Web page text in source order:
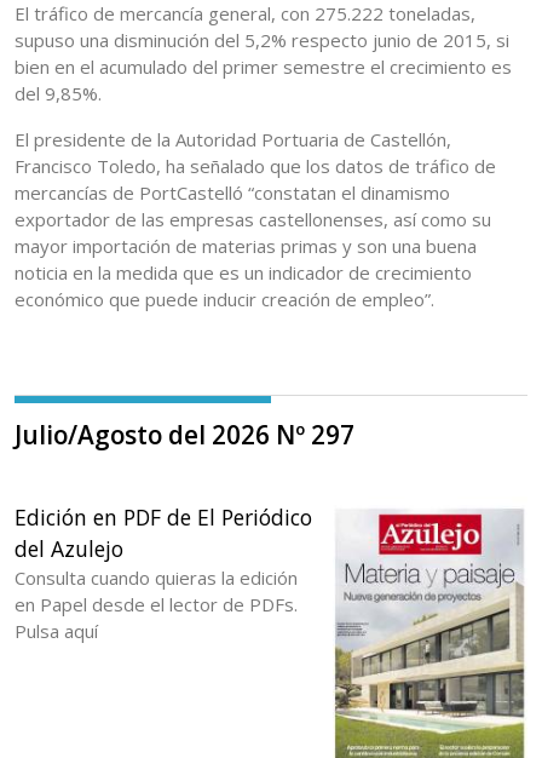
El tráfico de mercancía general, con 275.222 toneladas,
supuso una disminución del 5,2% respecto junio de 2015, si
bien en el acumulado del primer semestre el crecimiento es
del 9,85%.
El presidente de la Autoridad Portuaria de Castellón,
Francisco Toledo, ha señalado que los datos de tráfico de
mercancías de PortCastelló “constatan el dinamismo
exportador de las empresas castellonenses, así como su
mayor importación de materias primas y son una buena
noticia en la medida que es un indicador de crecimiento
económico que puede inducir creación de empleo”.
Julio/Agosto del 2026 Nº 297
Edición en PDF de El Periódico
del Azulejo
Consulta cuando quieras la edición
en Papel desde el lector de PDFs.
Pulsa aquí